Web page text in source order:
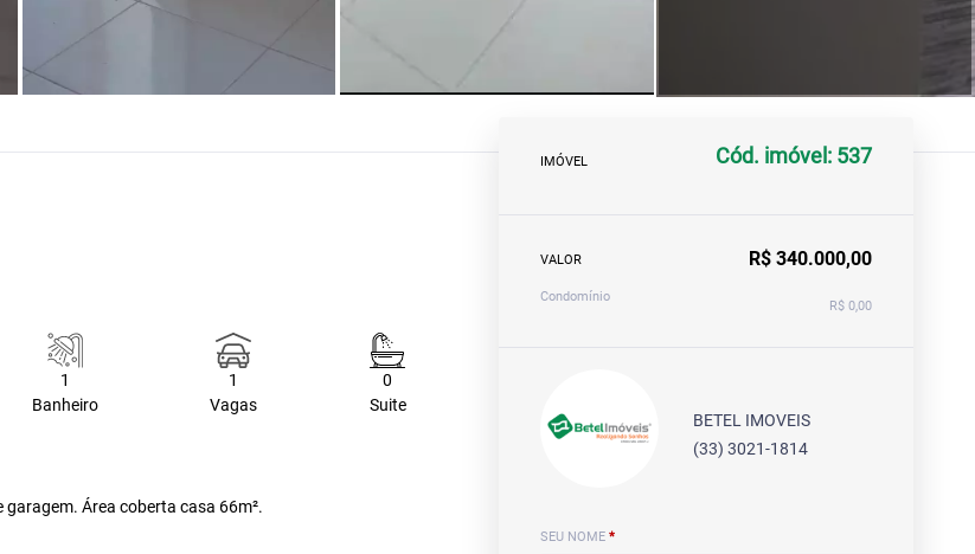
1
Banheiro
1
Vagas
0
Suite
Área coberta casa 66m².
IMÓVEL Cód. imóvel: 537
VALOR R$ 340.000,00
Condomínio
R$ 0,00
BETEL IMOVEIS
(33) 3021-1814
SEU NOME *